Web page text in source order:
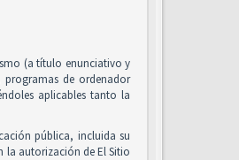
(a título enunciativo y
de ordenador
aplicables tanto la
pública, incluida su
la autorización de El Sitio